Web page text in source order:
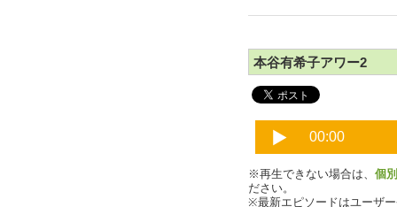
本谷有希子アワー2
※再生できない場合は、 個
ださい。
※最新エピソードはユーザ